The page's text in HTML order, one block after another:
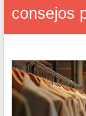
consejos